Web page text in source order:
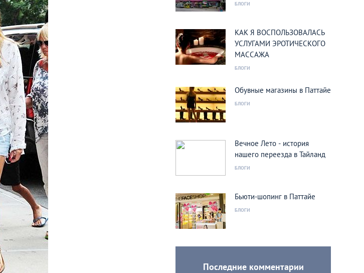
БЛОГИ
КАК Я ВОСПОЛЬЗОВАЛАСЬ
УСЛУГАМИ ЭРОТИЧЕСКОГО
МАССАЖА
БЛОГИ
Обувные магазины в Паттайе
БЛОГИ
Вечное Лето - история
нашего переезда в Тайланд
БЛОГИ
Бьюти-шопинг в Паттайе
БЛОГИ
Последние комментарии